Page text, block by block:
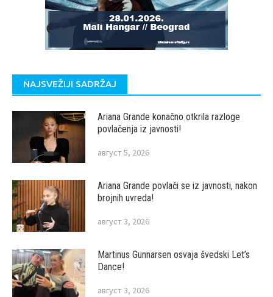
NAJSVEŽIJI SADRŽAJ
Ariana Grande konačno otkrila razloge
povlačenja iz javnosti!
август 5, 2026
Ariana Grande povlači se iz javnosti, nakon
brojnih uvreda!
август 3, 2026
Martinus Gunnarsen osvaja švedski Let’s
Dance!
август 3, 2026